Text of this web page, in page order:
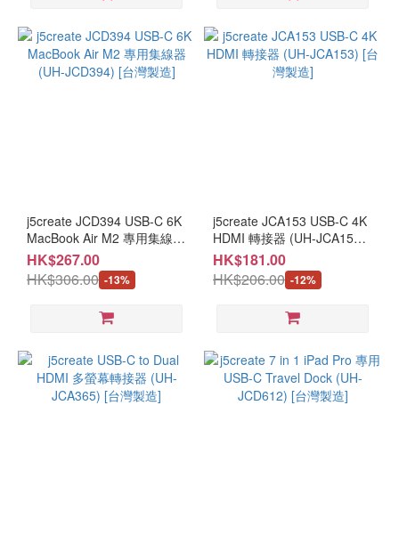
j5create JCD394 USB-C 6K
MacBook Air M2 專用集線器
(UH-JCD394) [台灣製造]
HK$267.00
HK$306.00 -13%
j5create JCA153 USB-C 4K
HDMI 轉接器 (UH-JCA153)
[台灣製造]
HK$181.00
HK$206.00 -12%